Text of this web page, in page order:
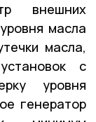
внешних
масла
масла,
с
уровня
генератор